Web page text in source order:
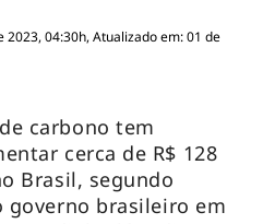
2023, 04:30h, Atualizado em: 01 de
carbono tem
cerca de R$ 128
Brasil, segundo
governo brasileiro em